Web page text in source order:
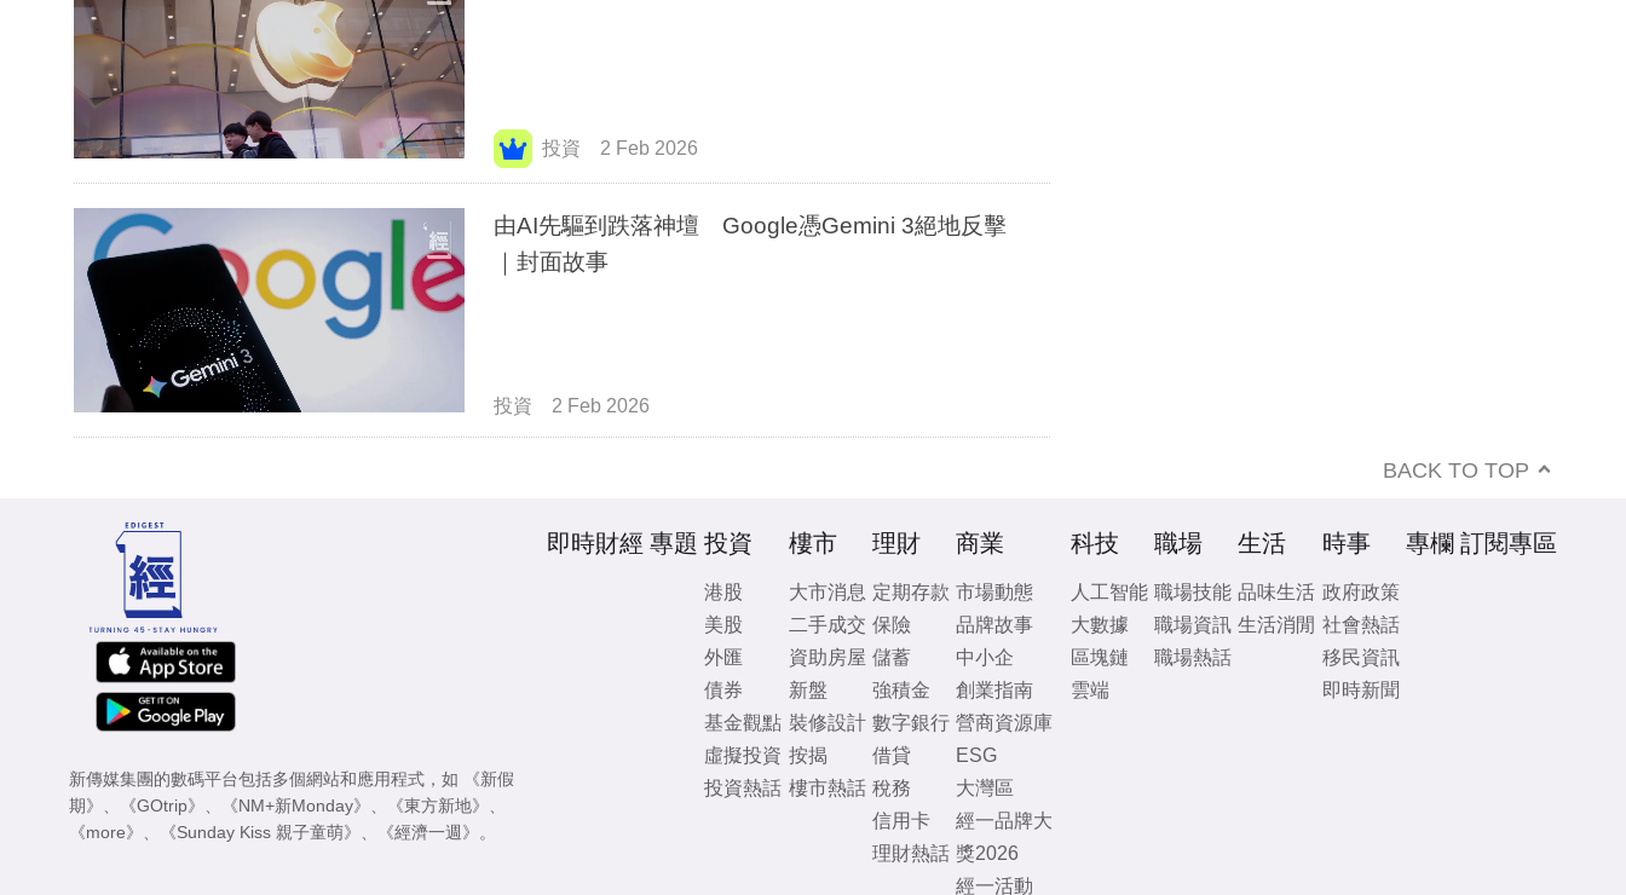
投資 2 Feb 2026
由AI先驅到跌落神壇 Google憑Gemini 3絕地反擊
｜封面故事
投資 2 Feb 2026
BACK TO TOP
新傳媒集團的數碼平台包括多個網站和應用程式，如
《新假
期》
《GOtrip》 《NM+新Monday》 《東方新地》
《more》
《Sunday Kiss 親子童萌》 《經濟一週》 。
即時財經 專題 投資
港股
美股
外匯
債券
基金觀點
虛擬投資
投資熱話
樓市
大市消息
二手成交
資助房屋
新盤
裝修設計
按揭
樓市熱話
理財
定期存款
保險
儲蓄
強積金
數字銀行
借貸
稅務
信用卡
理財熱話
商業
市場動態
品牌故事
中小企
創業指南
營商資源庫
ESG
大灣區
經一品牌大
獎2026
經一活動
科技
人工智能
大數據
區塊鏈
雲端
職場
職場技能
職場資訊
職場熱話
生活
品味生活
生活消閒
時事
政府政策
社會熱話
移民資訊
即時新聞
專欄 訂閱專區